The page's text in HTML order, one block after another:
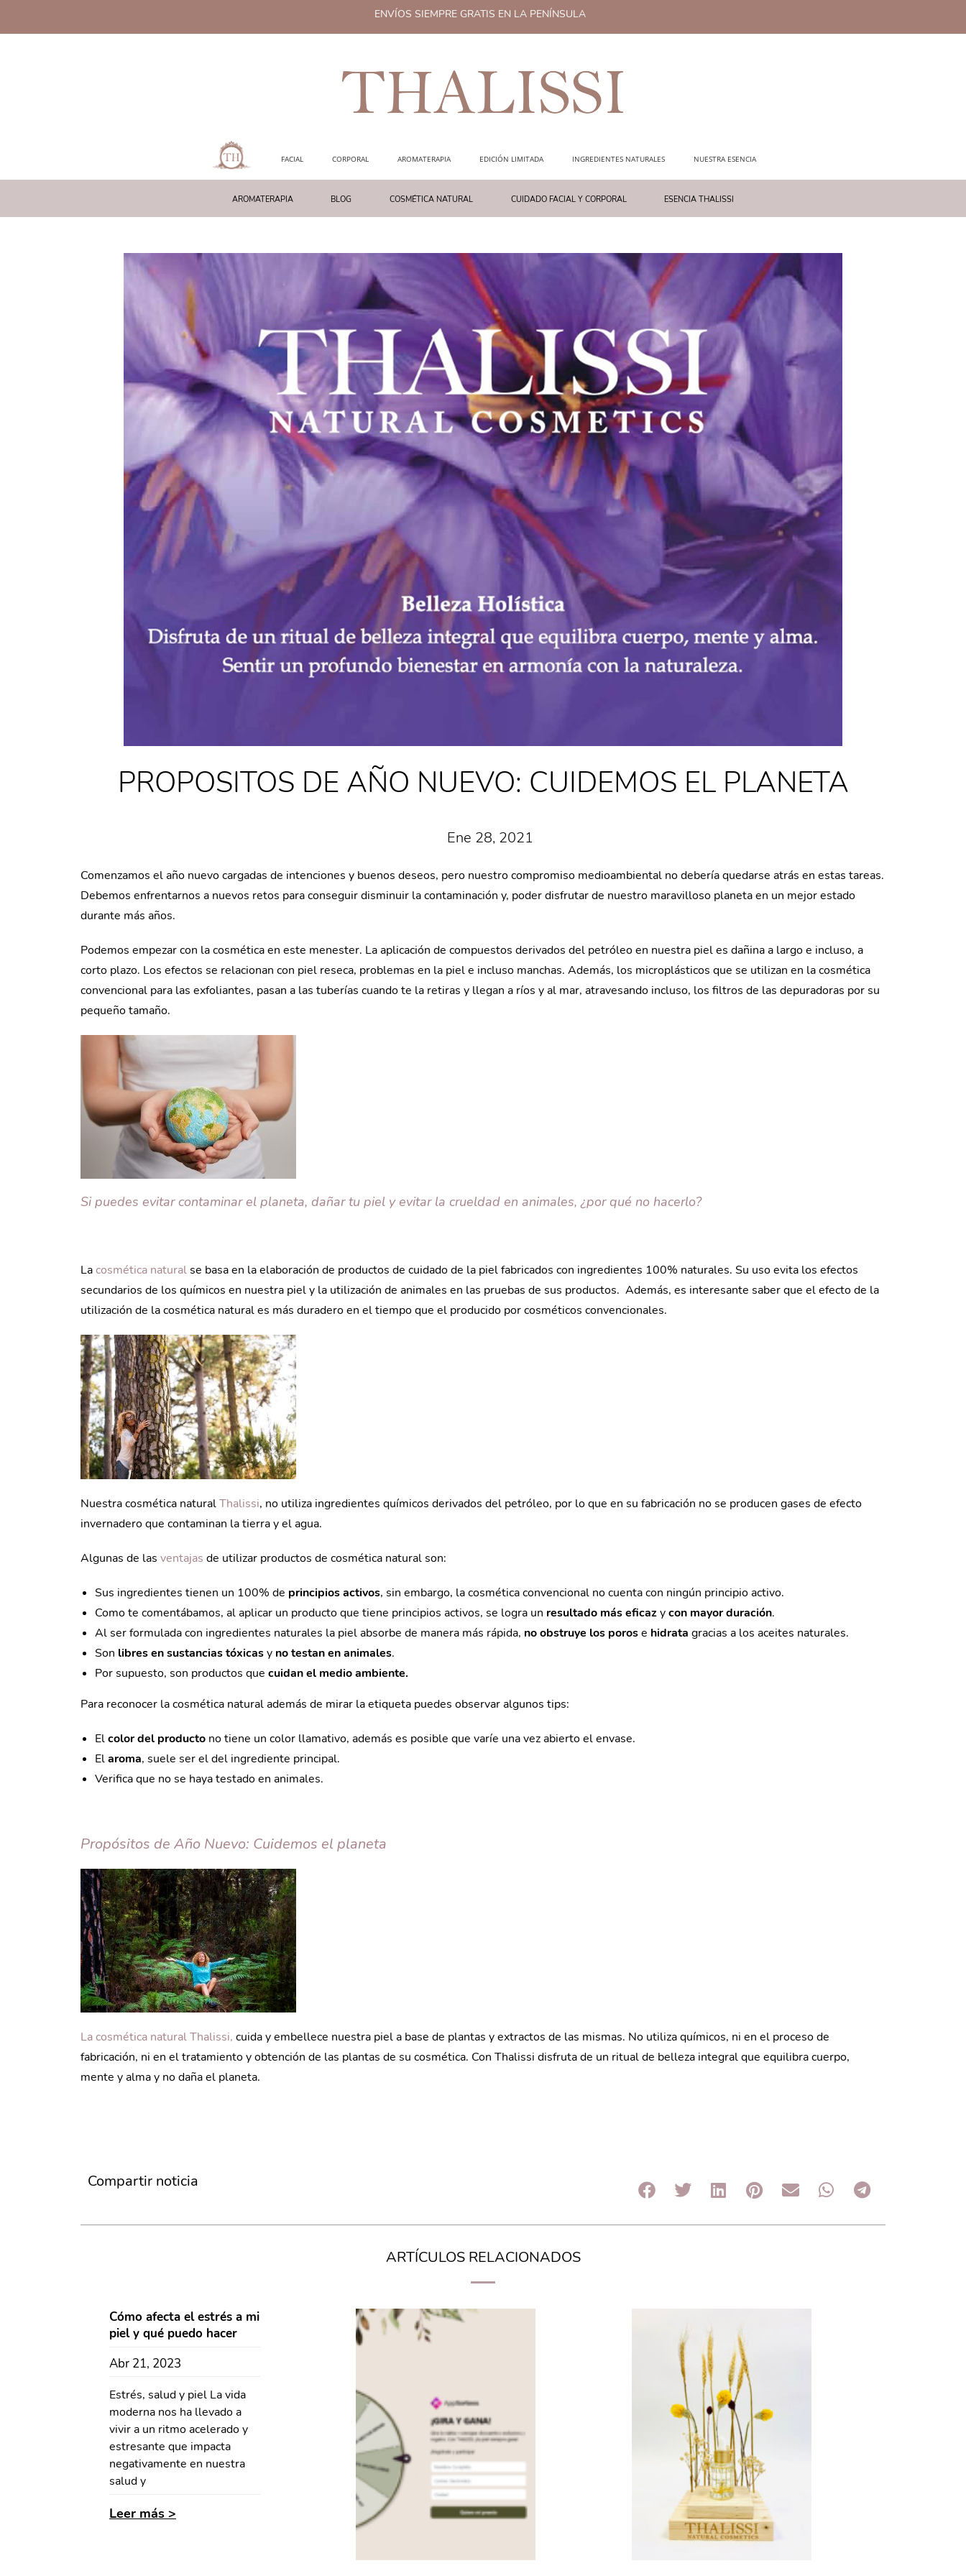
ENVÍOS SIEMPRE GRATIS EN LA PENÍNSULA
FACIAL CORPORAL AROMATERAPIA EDICIÓN LIMITADA INGREDIENTES NATURALES NUESTRA ESENCIA
AROMATERAPIA BLOG COSMÉTICA NATURAL CUIDADO FACIAL Y CORPORAL ESENCIA THALISSI
PROPOSITOS DE AÑO NUEVO: CUIDEMOS EL PLANETA
Ene 28, 2021
Comenzamos el año nuevo cargadas de intenciones y buenos deseos, pero nuestro compromiso medioambiental no debería quedarse atrás en estas tareas.
Debemos enfrentarnos a nuevos retos para conseguir disminuir la contaminación y, poder disfrutar de nuestro maravilloso planeta en un mejor estado
durante más años.
Podemos empezar con la cosmética en este menester. La aplicación de compuestos derivados del petróleo en nuestra piel es dañina a largo e incluso, a
corto plazo. Los efectos se relacionan con piel reseca, problemas en la piel e incluso manchas. Además, los microplásticos que se utilizan en la cosmética
convencional para las exfoliantes, pasan a las tuberías cuando te la retiras y llegan a ríos y al mar, atravesando incluso, los filtros de las depuradoras por su
pequeño tamaño.
Si puedes evitar contaminar el planeta, dañar tu piel y evitar la crueldad en animales, ¿por qué no hacerlo?
Lacosmética naturalse basa en la elaboración de productos de cuidado de la piel fabricados con ingredientes 100% naturales. Su uso evita los efectos
secundarios de los químicos en nuestra piel y la utilización de animales en las pruebas de sus productos. Además, es interesante saber que el efecto de la
utilización de la cosmética natural es más duradero en el tiempo que el producido por cosméticos convencionales.
Nuestra cosmética naturalThalissi, no utiliza ingredientes químicos derivados del petróleo, por lo que en su fabricación no se producen gases de efecto
invernadero que contaminan la tierra y el agua.
Algunas de las ventajas de utilizar productos de cosmética natural son:
Sus ingredientes tienen un 100% de principios activos, sin embargo, la cosmética convencional no cuenta con ningún principio activo.
Como te comentábamos, al aplicar un producto que tiene principios activos, se logra un resultado más eficazycon mayor duración.
Al ser formulada con ingredientes naturales la piel absorbe de manera más rápida, no obstruye los porose hidrata gracias a los aceites naturales.
Son libres en sustancias tóxicasy no testan en animales.
Por supuesto, son productos que cuidan el medio ambiente.
Para reconocer la cosmética natural además de mirar la etiqueta puedes observar algunos tips:
Elcolor del producto no tiene un color llamativo, además es posible que varíe una vez abierto el envase.
Elaroma, suele ser el del ingrediente principal.
Verifica que no se haya testado en animales.
Propósitos de Año Nuevo: Cuidemos el planeta
La cosmética natural Thalissi, cuida y embellece nuestra piel a base de plantas y extractos de las mismas. No utiliza químicos, ni en el proceso de
fabricación, ni en el tratamiento y obtención de las plantas de su cosmética. Con Thalissi disfruta de un ritual de belleza integral que equilibra cuerpo,
mente y alma y no daña el planeta.
Compartir noticia
ARTÍCULOS RELACIONADOS
Cómo afecta el estrés a mi
piel y qué puedo hacer
Abr 21, 2023
Estrés, salud y piel La vida
moderna nos ha llevado a
vivir a un ritmo acelerado y
estresante que impacta
negativamente en nuestra
salud y
Leer más >